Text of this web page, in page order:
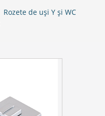
Rozete de uși Y și WC